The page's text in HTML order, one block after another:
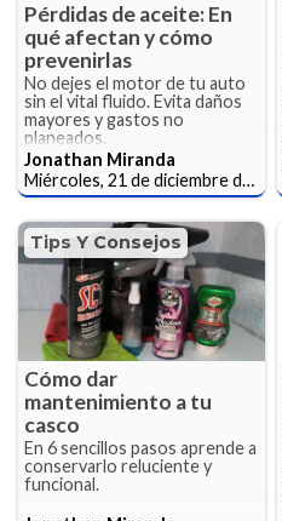
Pérdidas de aceite: En
qué afectan y cómo
prevenirlas
No dejes el motor de tu auto
sin el vital fluido. Evita daños
mayores y gastos no
planeados.
Jonathan Miranda
Miércoles, 21 de diciembre de 2022
Tips Y Consejos
Cómo dar
mantenimiento a tu
casco
En 6 sencillos pasos aprende a
conservarlo reluciente y
funcional.